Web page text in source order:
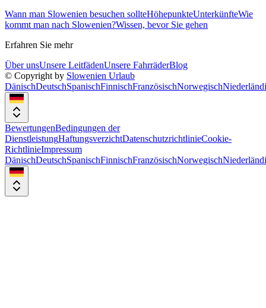
Wann man Slowenien besuchen sollteHöhepunkteUnterkünfteWie
kommt man nach Slowenien?Wissen, bevor Sie gehen
Erfahren Sie mehr
Über unsUnsere LeitfädenUnsere FahrräderBlog
© Copyright by Slowenien Urlaub
DänischDeutschSpanischFinnischFranzösischNorwegisch
BewertungenBedingungen der
DienstleistungHaftungsverzichtDatenschutzrichtlinieCookie-
RichtlinieImpressum
DänischDeutschSpanischFinnischFranzösischNorwegisch